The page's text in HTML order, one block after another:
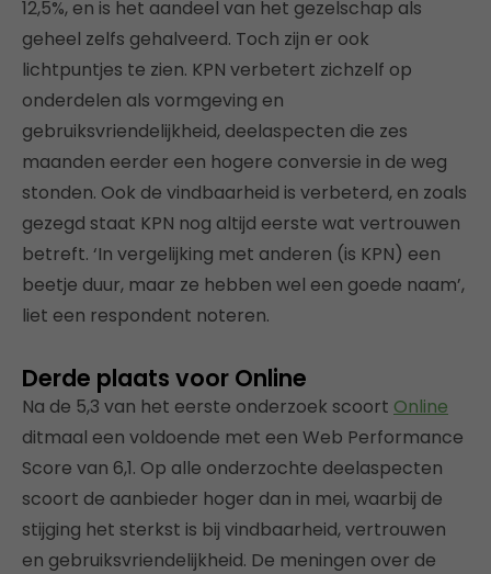
12,5%, en is het aandeel van het gezelschap als
geheel zelfs gehalveerd. Toch zijn er ook
lichtpuntjes te zien. KPN verbetert zichzelf op
onderdelen als vormgeving en
gebruiksvriendelijkheid, deelaspecten die zes
maanden eerder een hogere conversie in de weg
stonden. Ook de vindbaarheid is verbeterd, en zoals
gezegd staat KPN nog altijd eerste wat vertrouwen
betreft. ‘In vergelijking met anderen (is KPN) een
beetje duur, maar ze hebben wel een goede naam’,
liet een respondent noteren.
Derde plaats voor Online
Na de 5,3 van het eerste onderzoek scoort Online
ditmaal een voldoende met een Web Performance
Score van 6,1. Op alle onderzochte deelaspecten
scoort de aanbieder hoger dan in mei, waarbij de
stijging het sterkst is bij vindbaarheid, vertrouwen
en gebruiksvriendelijkheid. De meningen over de